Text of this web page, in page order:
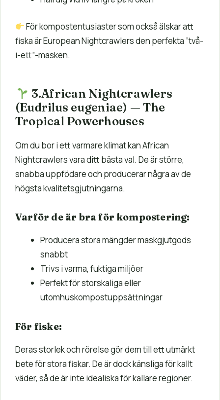
För kompostentusiaster som också älskar att
fiska är European Nightcrawlers den perfekta ”två-
i-ett”-masken.
3.African Nightcrawlers
(Eudrilus eugeniae) — The
Tropical Powerhouses
Om du bor i ett varmare klimat kan African
Nightcrawlers vara ditt bästa val. De är större,
snabba uppfödare och producerar några av de
högsta kvalitetsgjutningarna.
Varför de är bra för kompostering:
Producera stora mängder maskgjutgods
snabbt
Trivs i varma, fuktiga miljöer
Perfekt för storskaliga eller
utomhuskompostuppsättningar
För fiske:
Deras storlek och rörelse gör dem till ett utmärkt
bete för stora fiskar. De är dock känsliga för kallt
väder, så de är inte idealiska för kallare regioner.